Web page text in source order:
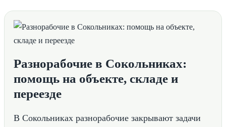
Разнорабочие в Сокольниках:
помощь на объекте, складе и
переезде
В Сокольниках разнорабочие закрывают задачи